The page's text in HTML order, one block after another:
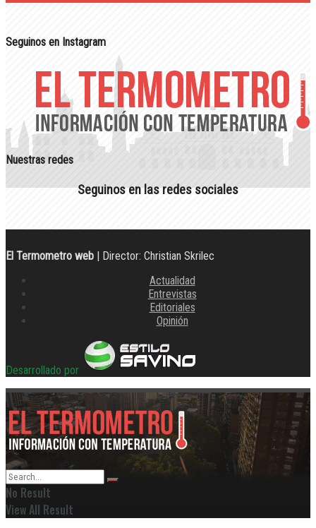
Seguinos en Instagram
Nuestras redes
Seguinos en las redes sociales
El Termometro web | Director: Christian Skrilec
Actualidad
Entrevistas
Editoriales
Opinión
Desarrollado por
No Result
View All Result